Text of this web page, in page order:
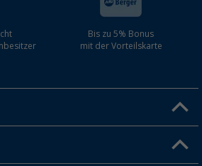
Bis zu 5% Bonus
mit der Vorteilskarte